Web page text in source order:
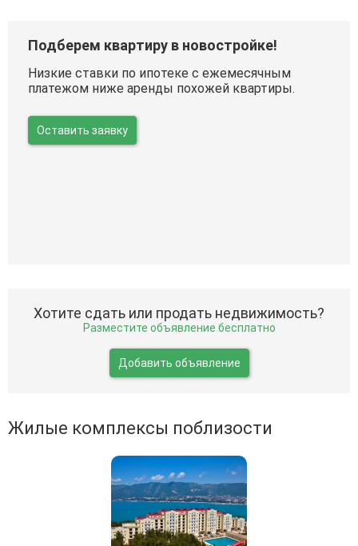
Подберем квартиру в новостройке!
Низкие ставки по ипотеке с ежемесячным
платежом ниже аренды похожей квартиры.
Оставить заявку
Хотите сдать или продать недвижимость?
Разместите объявление бесплатно
Добавить объявление
Жилые комплексы поблизости